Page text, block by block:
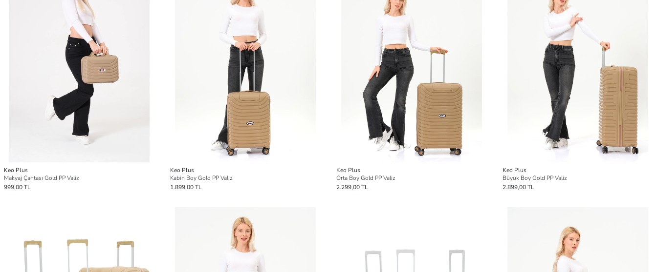
Keo Plus
Makyaj Çantası Gold PP Valiz
999,00 TL
Keo Plus
Kabin Boy Gold PP Valiz
1.899,00 TL
Keo Plus
Orta Boy Gold PP Valiz
2.299,00 TL
Keo Plus
Büyük Boy Gold PP Valiz
2.899,00 TL